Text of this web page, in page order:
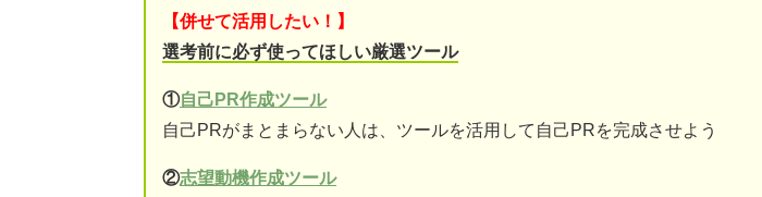
【併せて活用したい！】
選考前に必ず使ってほしい厳選ツール
①自己PR作成ツール
自己PRがまとまらない人は、ツールを活用して自己PRを完成させよう
②志望動機作成ツール